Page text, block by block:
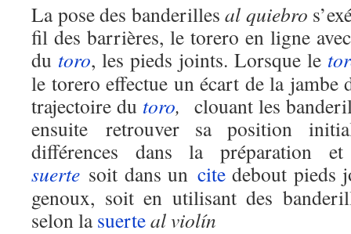
La pose des banderilles al quiebro
fil des barrières, le torero en ligne
du toro, les pieds joints. Lorsque le
le torero effectue un écart de la
trajectoire du toro, clouant les
ensuite retrouver sa position
différences dans la préparation
suerte soit dans un citedebout pieds
genoux, soit en utilisant des
selon lasuerteal violín